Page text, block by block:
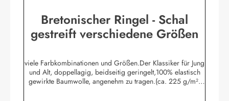
Bretonischer Ringel - Schal
gestreift verschiedene Größen
viele Farbkombinationen und Größen.Der Klassiker für Jung
und Alt, doppellagig, beidseitig geringelt,100% elastisch
gewirkte Baumwolle, angenehm zu tragen.(ca. 225 g/m²)